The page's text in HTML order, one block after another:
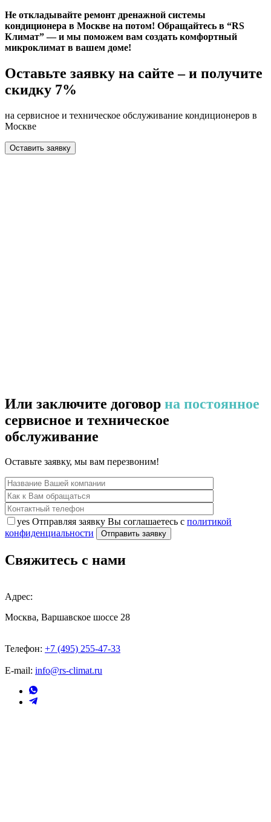
Не откладывайте ремонт дренажной системы
кондиционера в Москве на потом! Обращайтесь в “RS
Климат” — и мы поможем вам создать комфортный
микроклимат в вашем доме!
Оставьте заявку на сайте – и получите
скидку 7%
на сервисное и техническое обслуживание кондиционеров в
Москве
Оставить заявку
Или заключите договор на постоянное
сервисное и техническое
обслуживание
Оставьте заявку, мы вам перезвоним!
yes Отправляя заявку Вы соглашаетесь с политикой
конфиденциальности
Свяжитесь с нами
Адрес:
Москва, Варшавское шоссе 28
Телефон: +7 (495) 255-47-33
E-mail: info@rs-climat.ru